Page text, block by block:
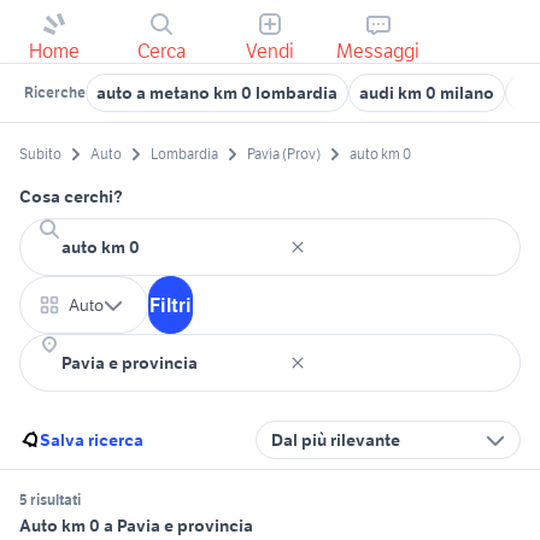
Home Cerca Vendi Messaggi
Ricerche auto a metano km 0 lombardia audi km 0 milano
Subito Auto Lombardia Pavia (Prov) auto km 0
Cosa cerchi?
Auto Filtri
Salva ricerca Dal più rilevante
5 risultati
Auto km 0 a Pavia e provincia